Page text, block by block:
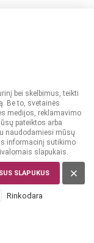
bei skelbimus, teikti
Be to, svetainės
medijos, reklamavimo
pateiktos arba
naudodamiesi mūsų
informacinį sutikimo
slapukais.
SLAPUKUS
Rinkodara0,7 l